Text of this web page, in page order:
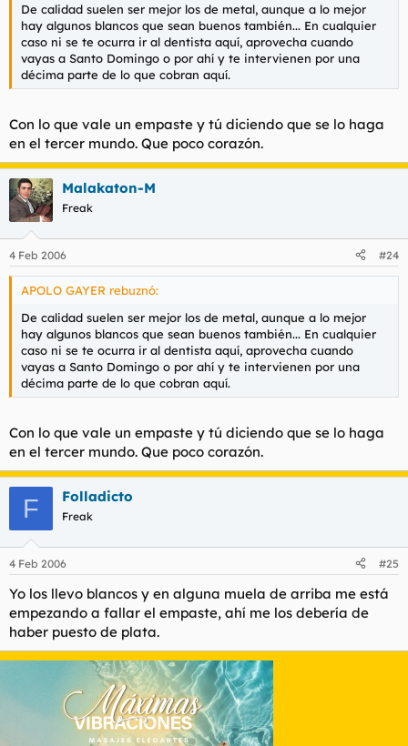
De calidad suelen ser mejor los de metal, aunque a lo mejor
hay algunos blancos que sean buenos también... En cualquier
caso ni se te ocurra ir al dentista aquí, aprovecha cuando
vayas a Santo Domingo o por ahí y te intervienen por una
décima parte de lo que cobran aquí.
Con lo que vale un empaste y tú diciendo que se lo haga
en el tercer mundo. Que poco corazón.
Malakaton-M
Freak
4 Feb 2006 #24
APOLO GAYER rebuznó:
De calidad suelen ser mejor los de metal, aunque a lo mejor
hay algunos blancos que sean buenos también... En cualquier
caso ni se te ocurra ir al dentista aquí, aprovecha cuando
vayas a Santo Domingo o por ahí y te intervienen por una
décima parte de lo que cobran aquí.
Con lo que vale un empaste y tú diciendo que se lo haga
en el tercer mundo. Que poco corazón.
F Folladicto
Freak
4 Feb 2006 #25
Yo los llevo blancos y en alguna muela de arriba me está
empezando a fallar el empaste, ahí me los debería de
haber puesto de plata.